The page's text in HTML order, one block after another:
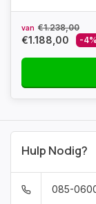
van €1.238,00
€1.188,00 -4%
Hulp Nodig?
085-